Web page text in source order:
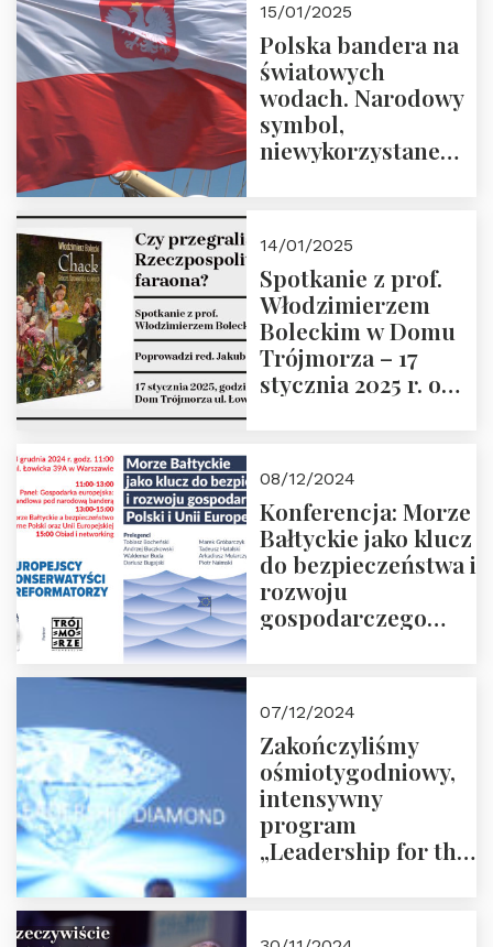
Prowadzi prof.
Zbigniew
Stawrowski
15/01/2025
Polska bandera na
światowych
wodach. Narodowy
symbol,
niewykorzystane
14/01/2025
Spotkanie z prof.
Włodzimierzem
Boleckim w Domu
Trójmorza – 17
stycznia 2025 r. o
08/12/2024
Konferencja: Morze
Bałtyckie jako klucz
do bezpieczeństwa i
rozwoju
gospodarczego
ZAPRASZAMY
07/12/2024
Zakończyliśmy
ośmiotygodniowy,
intensywny
program
„Leadership for the